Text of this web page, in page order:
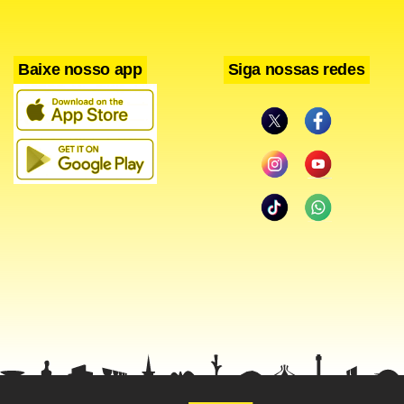
Leia também
Biólogo do Programa Eliana pede ajuda para ganhar
um celular da Samsung.
É complicado! As leis então não são para serem
Baixe nosso app Siga nossas redes